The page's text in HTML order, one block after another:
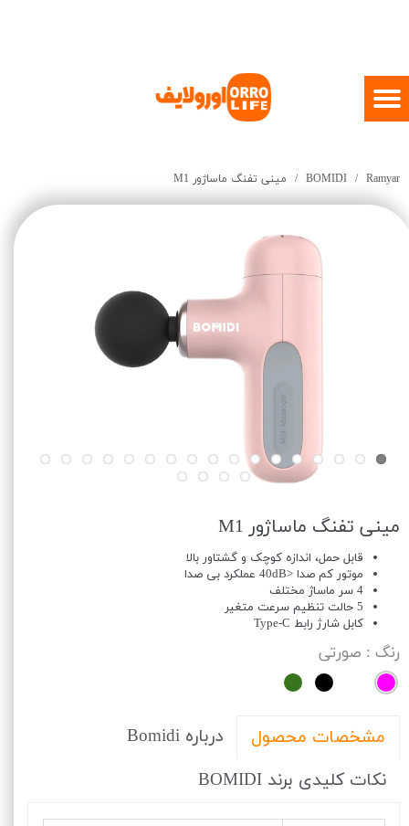
Ramyar
BOMIDI مینی تفنگ ماساژور M1
مینی تفنگ ماساژور M1
قابل حمل، اندازه کوچک و گشتاور بالا
موتور کم صدا <40dB عملکرد بی صدا
4 سر ماساژ مختلف
5 حالت تنظیم سرعت متغیر
کابل شارژ رابط Type-C
رنگ : صورتی
مشخصات محصول
درباره Bomidi
نکات کلیدی برند BOMIDI